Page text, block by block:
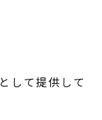
して提供して